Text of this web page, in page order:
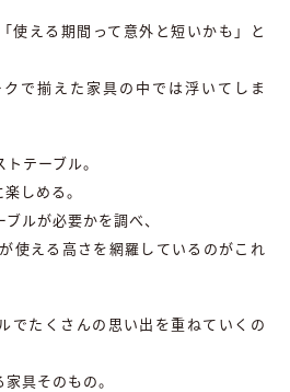
使える期間って意外と短いかも」と
で揃えた家具の中では浮いてしま
テーブル。
しめる。
ルが必要かを調べ、
使える高さを網羅しているのがこれ
でたくさんの思い出を重ねていくの
具そのもの。